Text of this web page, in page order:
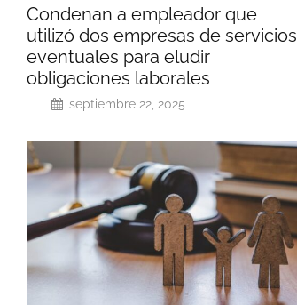
Condenan a empleador que
utilizó dos empresas de servicios
eventuales para eludir
obligaciones laborales
septiembre 22, 2025